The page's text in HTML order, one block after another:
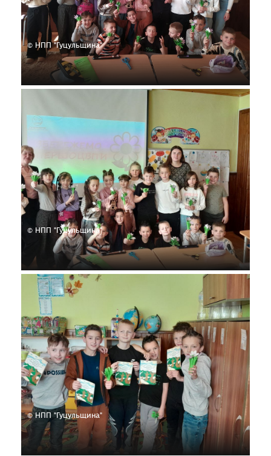
© НПП "Гуцульщина"
© НПП "Гуцульщина"
© НПП "Гуцульщина"